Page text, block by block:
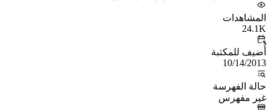
المشاهدات
24.1K
أُضيف للمكتبة
10/14/2013
حالة الفهرسة
غير مفهرس